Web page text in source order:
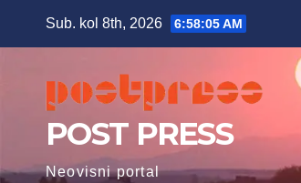
Sub. kol 8th, 2026 6:58:06 AM
POST PRESS
Neovisni portal